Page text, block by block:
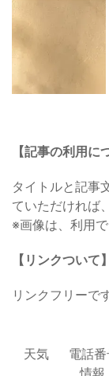
【記事の利用に
タイトルと記事
ていただければ
※画像は、利用
【リンクついて】
リンクフリーです
天気 電話